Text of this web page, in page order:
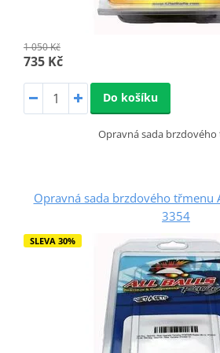
1 050 Kč
735 Kč
Do košíku
Opravná sada
Opravná sada brzdového třmenu
3354
SLEVA 30%